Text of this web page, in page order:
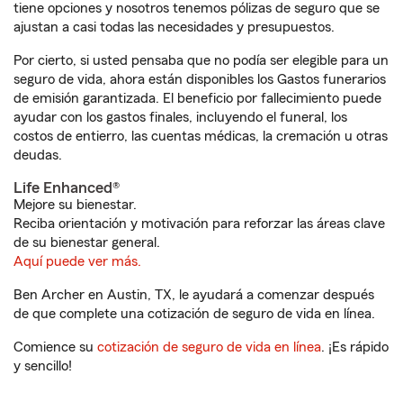
tiene opciones y nosotros tenemos pólizas de seguro que se
ajustan a casi todas las necesidades y presupuestos.
Por cierto, si usted pensaba que no podía ser elegible para un
seguro de vida, ahora están disponibles los Gastos funerarios
de emisión garantizada. El beneficio por fallecimiento puede
ayudar con los gastos finales, incluyendo el funeral, los
costos de entierro, las cuentas médicas, la cremación u otras
deudas.
Life Enhanced®
Mejore su bienestar.
Reciba orientación y motivación para reforzar las áreas clave
de su bienestar general.
Aquí puede ver más.
Ben Archer en Austin, TX, le ayudará a comenzar después
de que complete una cotización de seguro de vida en línea.
Comience su cotización de seguro de vida en línea. ¡Es rápido
y sencillo!